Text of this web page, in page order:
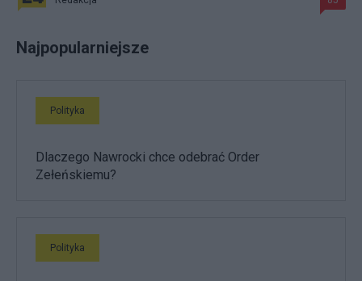
Najpopularniejsze
Polityka
Dlaczego Nawrocki chce odebrać Order
Zełeńskiemu?
Polityka